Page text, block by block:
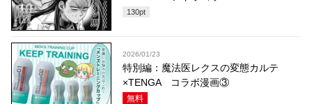
130pt
2026/01/23
特別編：魔法医レクスの変態カルテ
×TENGA コラボ漫画③
無料